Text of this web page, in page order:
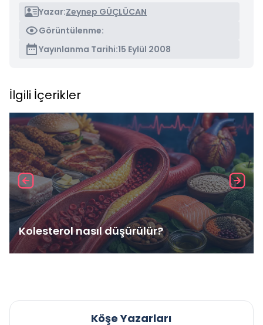
Yazar:Zeynep GÜÇLÜCAN
Görüntülenme:
Yayınlanma Tarihi:15 Eylül 2008
İlgili İçerikler
Kolesterol nasıl düşürülür?
Köşe Yazarları